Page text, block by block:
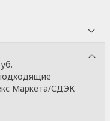
Маркета/СДЭК